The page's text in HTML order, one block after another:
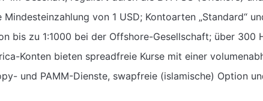
Mindesteinzahlung von 1 USD; Kontoarten „Standard“
bis zu 1:1000 bei der Offshore-Gesellschaft; über 300
Konten bieten spreadfreie Kurse mit einer
und PAMM-Dienste, swapfreie (islamische) Option